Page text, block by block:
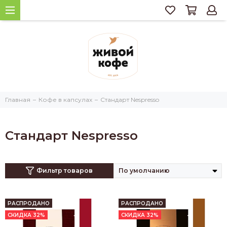
Главная Кофе в капсулах Стандарт Nespresso
Стандарт Nespresso
Фильтр товаров
РАСПРОДАНО
СКИДКА 32%
РАСПРОДАНО
СКИДКА 32%